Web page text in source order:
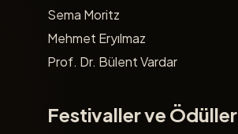
Sema Moritz
Mehmet Eryılmaz
Prof. Dr. Bülent Vardar
Festivaller ve Ödüller